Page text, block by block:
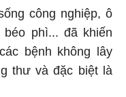
công nghiệp, ô
phì... đã khiến
bệnh không lây
thư và đặc biệt là